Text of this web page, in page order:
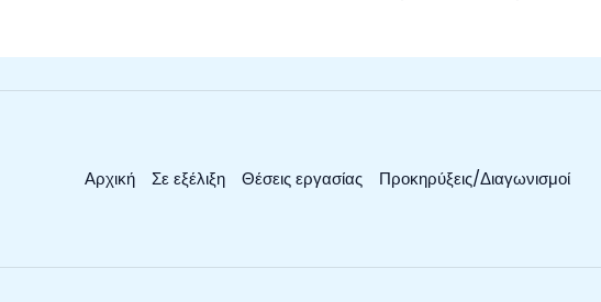
Αρχική Σε εξέλιξη Θέσεις εργασίας Προκηρύξεις/Διαγωνισμοί